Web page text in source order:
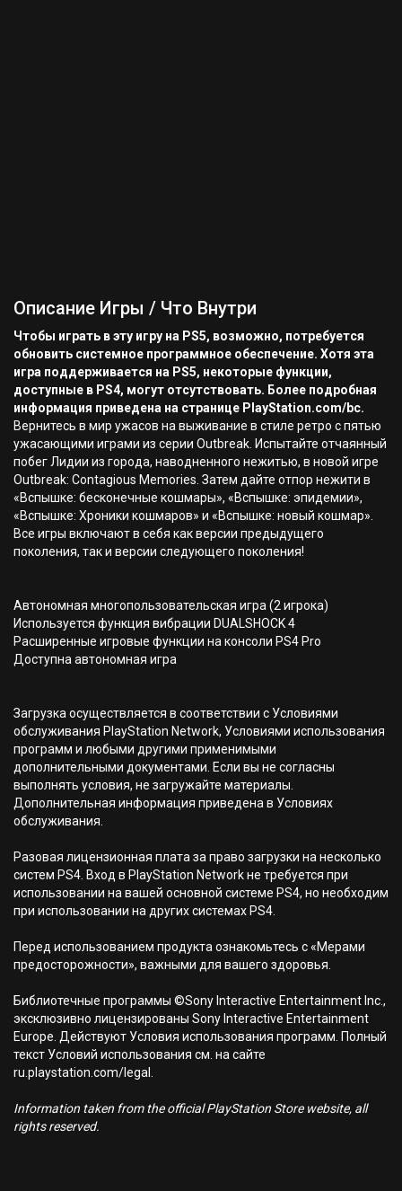
Описание Игры / Что Внутри
Чтобы играть в эту игру на PS5, возможно, потребуется
обновить системное программное обеспечение. Хотя эта
игра поддерживается на PS5, некоторые функции,
доступные в PS4, могут отсутствовать. Более подробная
информация приведена на странице PlayStation.com/bc.
Вернитесь в мир ужасов на выживание в стиле ретро с пятью
ужасающими играми из серии Outbreak. Испытайте отчаянный
побег Лидии из города, наводненного нежитью, в новой игре
Outbreak: Contagious Memories. Затем дайте отпор нежити в
«Вспышке: бесконечные кошмары», «Вспышке: эпидемии»,
«Вспышке: Хроники кошмаров» и «Вспышке: новый кошмар».
Все игры включают в себя как версии предыдущего
поколения, так и версии следующего поколения!
Автономная многопользовательская игра (2 игрока)
Используется функция вибрации DUALSHOCK 4
Расширенные игровые функции на консоли PS4 Pro
Доступна автономная игра
Загрузка осуществляется в соответствии с Условиями
обслуживания PlayStation Network, Условиями использования
программ и любыми другими применимыми
дополнительными документами. Если вы не согласны
выполнять условия, не загружайте материалы.
Дополнительная информация приведена в Условиях
обслуживания.
Разовая лицензионная плата за право загрузки на несколько
систем PS4. Вход в PlayStation Network не требуется при
использовании на вашей основной системе PS4, но необходим
при использовании на других системах PS4.
Перед использованием продукта ознакомьтесь с «Мерами
предосторожности», важными для вашего здоровья.
Библиотечные программы ©Sony Interactive Entertainment Inc.,
эксклюзивно лицензированы Sony Interactive Entertainment
Europe. Действуют Условия использования программ. Полный
текст Условий использования см. на сайте
ru.playstation.com/legal.
Information taken from the official PlayStation Store website, all
rights reserved.